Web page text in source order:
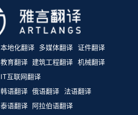
本地化翻译 多媒体翻译 证件翻译
教育翻译 建筑工程翻译 机械翻译
IT互联网翻译
韩语翻译 俄语翻译
法语翻译
泰语翻译 阿拉伯语翻译